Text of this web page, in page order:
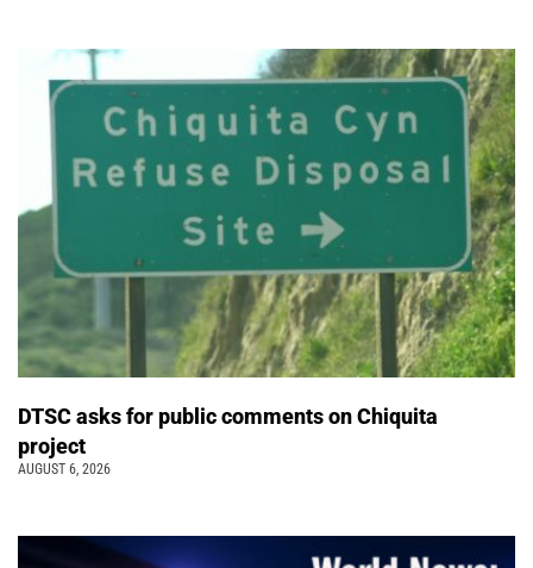
DTSC asks for public comments on Chiquita
project
AUGUST 6, 2026